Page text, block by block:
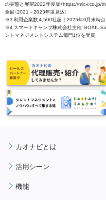
の実態と展望2022年度版（https://mic-r.co.jp/
金額（2021～2023年度見込）
※3 利用企業数 4,500社超｜2025年9月末時点
※4 スマートキャンプ株式会社主催「BOXIL
ントマネジメントシステム部門1位を受賞
カオナビとは
活用シーン
機能